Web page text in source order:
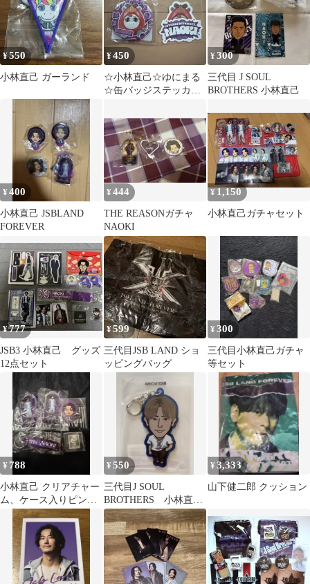
¥550
小林直己 ガーランド
¥450
☆小林直己☆ゆにまる
☆缶バッジステッカー
ップ
¥300
三代目 J SOUL
BROTHERS 小林直己
¥400
小林直己 JSBLAND
FOREVER
¥444
THE REASONガチャ
NAOKI
¥ 1,150
小林直己ガチャセット
¥777
JSB3 小林直己 グッズ
12点セット
¥599
三代目JSB LAND ショ
ッピングバッグ
¥300
三代目小林直己ガチャ
等セット
¥ 788
小林直己 クリアチャー
ム、ケース入りピンバ
ッジ、フライトタグ、
ステッカーセット
¥550
三代目J SOUL
BROTHERS 小林直
己 NAOKI キーホル
ダー
¥3,333
山下健二郎 クッション